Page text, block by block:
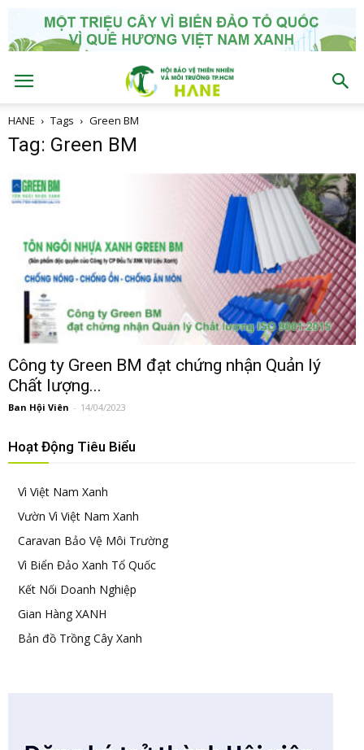
HANE Tags Green BM
Tag: Green BM
Công ty Green BM đạt chứng nhận Quản lý
Chất lượng...
Ban Hội Viên - 14/04/2023
Hoạt Động Tiêu Biểu
Vì Việt Nam Xanh
Vườn Vì Việt Nam Xanh
Caravan Bảo Vệ Môi Trường
Vì Biển Đảo Xanh Tổ Quốc
Kết Nối Doanh Nghiệp
Gian Hàng XANH
Bản đồ Trồng Cây Xanh